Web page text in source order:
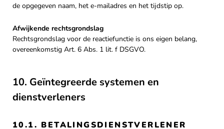
de opgegeven naam, het e-mailadres en het tijdstip op.
Afwijkende rechtsgrondslag
Rechtsgrondslag voor de reactiefunctie is ons eigen belang,
overeenkomstig Art. 6 Abs. 1 lit. f DSGVO.
10. Geïntegreerde systemen en
dienstverleners
10.1. BETALINGSDIENSTVERLENER